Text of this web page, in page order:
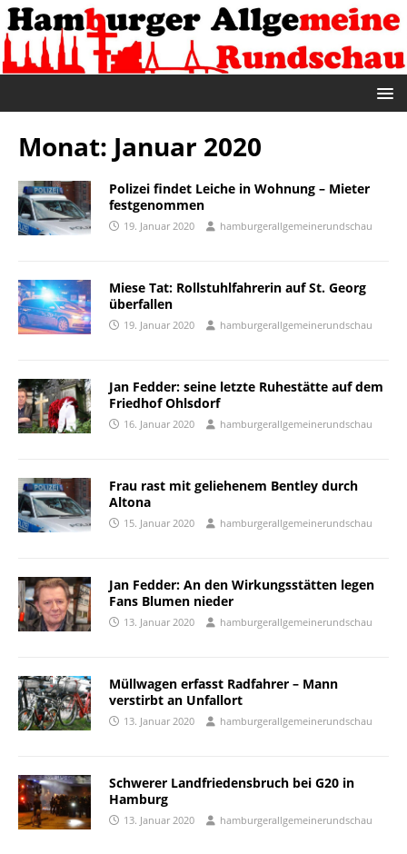
Monat: Januar 2020
Polizei findet Leiche in Wohnung – Mieter
festgenommen
19. Januar 2020 hamburgerallgemeinerundschau
Miese Tat: Rollstuhlfahrerin auf St. Georg
überfallen
19. Januar 2020 hamburgerallgemeinerundschau
Jan Fedder: seine letzte Ruhestätte auf dem
Friedhof Ohlsdorf
16. Januar 2020 hamburgerallgemeinerundschau
Frau rast mit geliehenem Bentley durch
Altona
15. Januar 2020 hamburgerallgemeinerundschau
Jan Fedder: An den Wirkungsstätten legen
Fans Blumen nieder
13. Januar 2020 hamburgerallgemeinerundschau
Müllwagen erfasst Radfahrer – Mann
verstirbt an Unfallort
13. Januar 2020 hamburgerallgemeinerundschau
Schwerer Landfriedensbruch bei G20 in
Hamburg
13. Januar 2020 hamburgerallgemeinerundschau